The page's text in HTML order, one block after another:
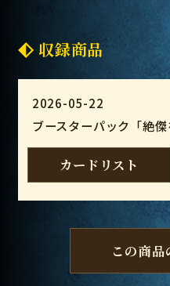
収録商品
2026-05-22
ブースターパック「絶傑
カードリスト
この商